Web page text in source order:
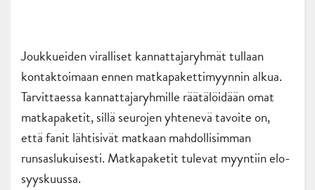
Joukkueiden viralliset kannattajaryhmät tullaan
kontaktoimaan ennen matkapakettimyynnin alkua.
Tarvittaessa kannattajaryhmille räätälöidään omat
matkapaketit, sillä seurojen yhtenevä tavoite on,
että fanit lähtisivät matkaan mahdollisimman
runsaslukuisesti. Matkapaketit tulevat myyntiin elo-
syyskuussa.